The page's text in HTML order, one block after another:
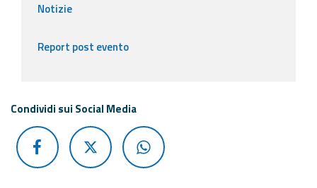
Notizie
Report post evento
Condividi sui Social Media